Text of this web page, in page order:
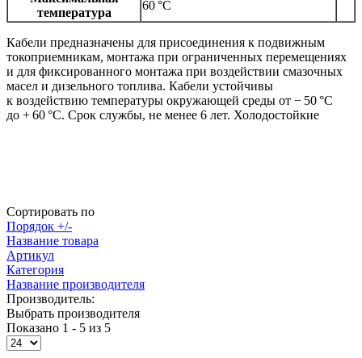
температура
60 °C
Кабели предназначены для присоединения к подвижным
токоприемникам, монтажа при ограниченных перемещениях
и для фиксированного монтажа при воздействии смазочных
масел и дизельного топлива. Кабели устойчивы
к воздействию температуры окружающей среды от − 50 °С
до + 60 °С. Срок службы, не менее 6 лет. Холодостойкие
Сортировать по
Порядок +/-
Название товара
Артикул
Категория
Название производителя
Производитель:
Выбрать производителя
Показано 1 - 5 из 5